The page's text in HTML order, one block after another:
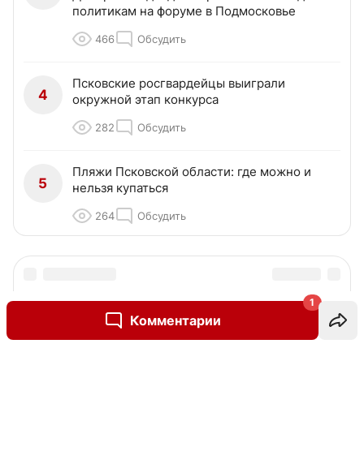
Комментарии
1
политикам на форуме в Подмосковье
466 Обсудить
4
Псковские росгвардейцы выиграли
окружной этап конкурса
282 Обсудить
5
Пляжи Псковской области: где можно и
нельзя купаться
264 Обсудить